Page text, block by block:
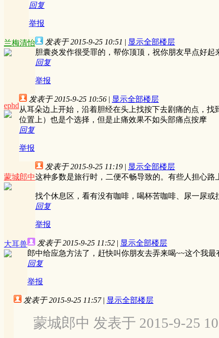
回复
举报
兰梅清怡 发表于 2015-9-25 10:51 | 显示全部楼层
胆囊炎发作很受罪的，帮你顶顶，祝你朋友早点好起
回复
举报
ephd
发表于 2015-9-25 10:56 | 显示全部楼层
从耳朵边上开始，沿着胆经在头上找按下去剧痛的点，
位置上）也是个选择，但是止痛效果不如头部痛点按摩
回复
举报
蒙城郎中
发表于 2015-9-25 11:19 | 显示全部楼层
这种多数是旅行时，二便不畅导致的。有些人担心
找个休息区，看有没有咖啡，喝杯苦咖啡、尿一尿或
回复
举报
大耳兽 发表于 2015-9-25 11:52 | 显示全部楼层
郎中给应急方法了，赶快叫你朋友去弄来喝~~这个我最
回复
举报
发表于 2015-9-25 11:57 | 显示全部楼层
蒙城郎中 发表于 2015-9-25